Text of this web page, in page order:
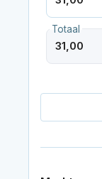
Totaal